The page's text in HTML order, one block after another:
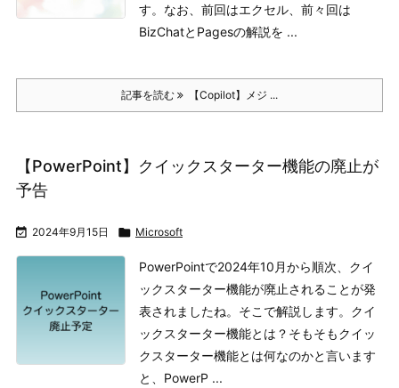
す。なお、前回はエクセル、前々回は
BizChatとPagesの解説を ...
記事を読む 【Copilot】メジ ...
【PowerPoint】クイックスターター機能の廃止が
予告
 2024年9月15日  Microsoft
PowerPointで2024年10月から順次、クイ
ックスターター機能が廃止されることが発
表されましたね。そこで解説します。 クイ
ックスターター機能とは？ そもそもクイッ
クスターター機能とは何なのかと言います
と、PowerP ...